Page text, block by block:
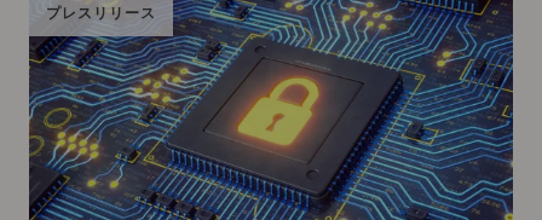
プレスリリース